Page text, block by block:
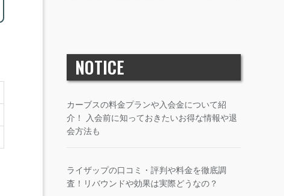
NOTICE
カーブスの料金プランや入会金について紹
介！ 入会前に知っておきたいお得な情報や退
会方法も
ライザップの口コミ・評判や料金を徹底調
査！リバウンドや効果は実際どうなの？